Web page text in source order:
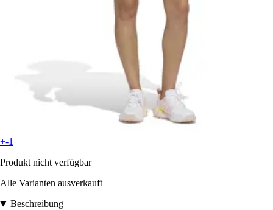
+-1
Produkt nicht verfügbar
Alle Varianten ausverkauft
Beschreibung